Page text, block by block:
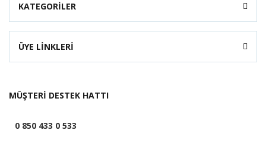
KATEGORİLER
ÜYE LİNKLERİ
MÜŞTERİ DESTEK HATTI
0 850 433 0 533